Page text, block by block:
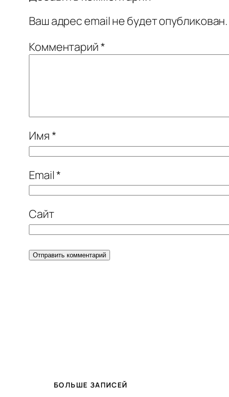
Ваш адрес email не будет опубликован.
Комментарий*
Имя*
Email*
Сайт
БОЛЬШЕ ЗАПИСЕЙ